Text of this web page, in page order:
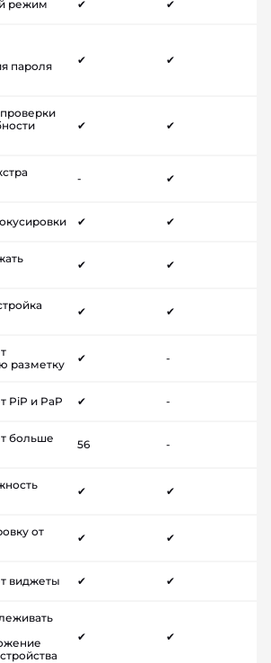
режим ✔ ✔
пароля
✔ ✔
✔ ✔
- ✔
✔ ✔
✔ ✔
✔ ✔
разметку
✔ -
PiP и PaP ✔ -
больше
56 -
✔ ✔
от
✔ ✔
виджеты ✔ ✔
✔ ✔